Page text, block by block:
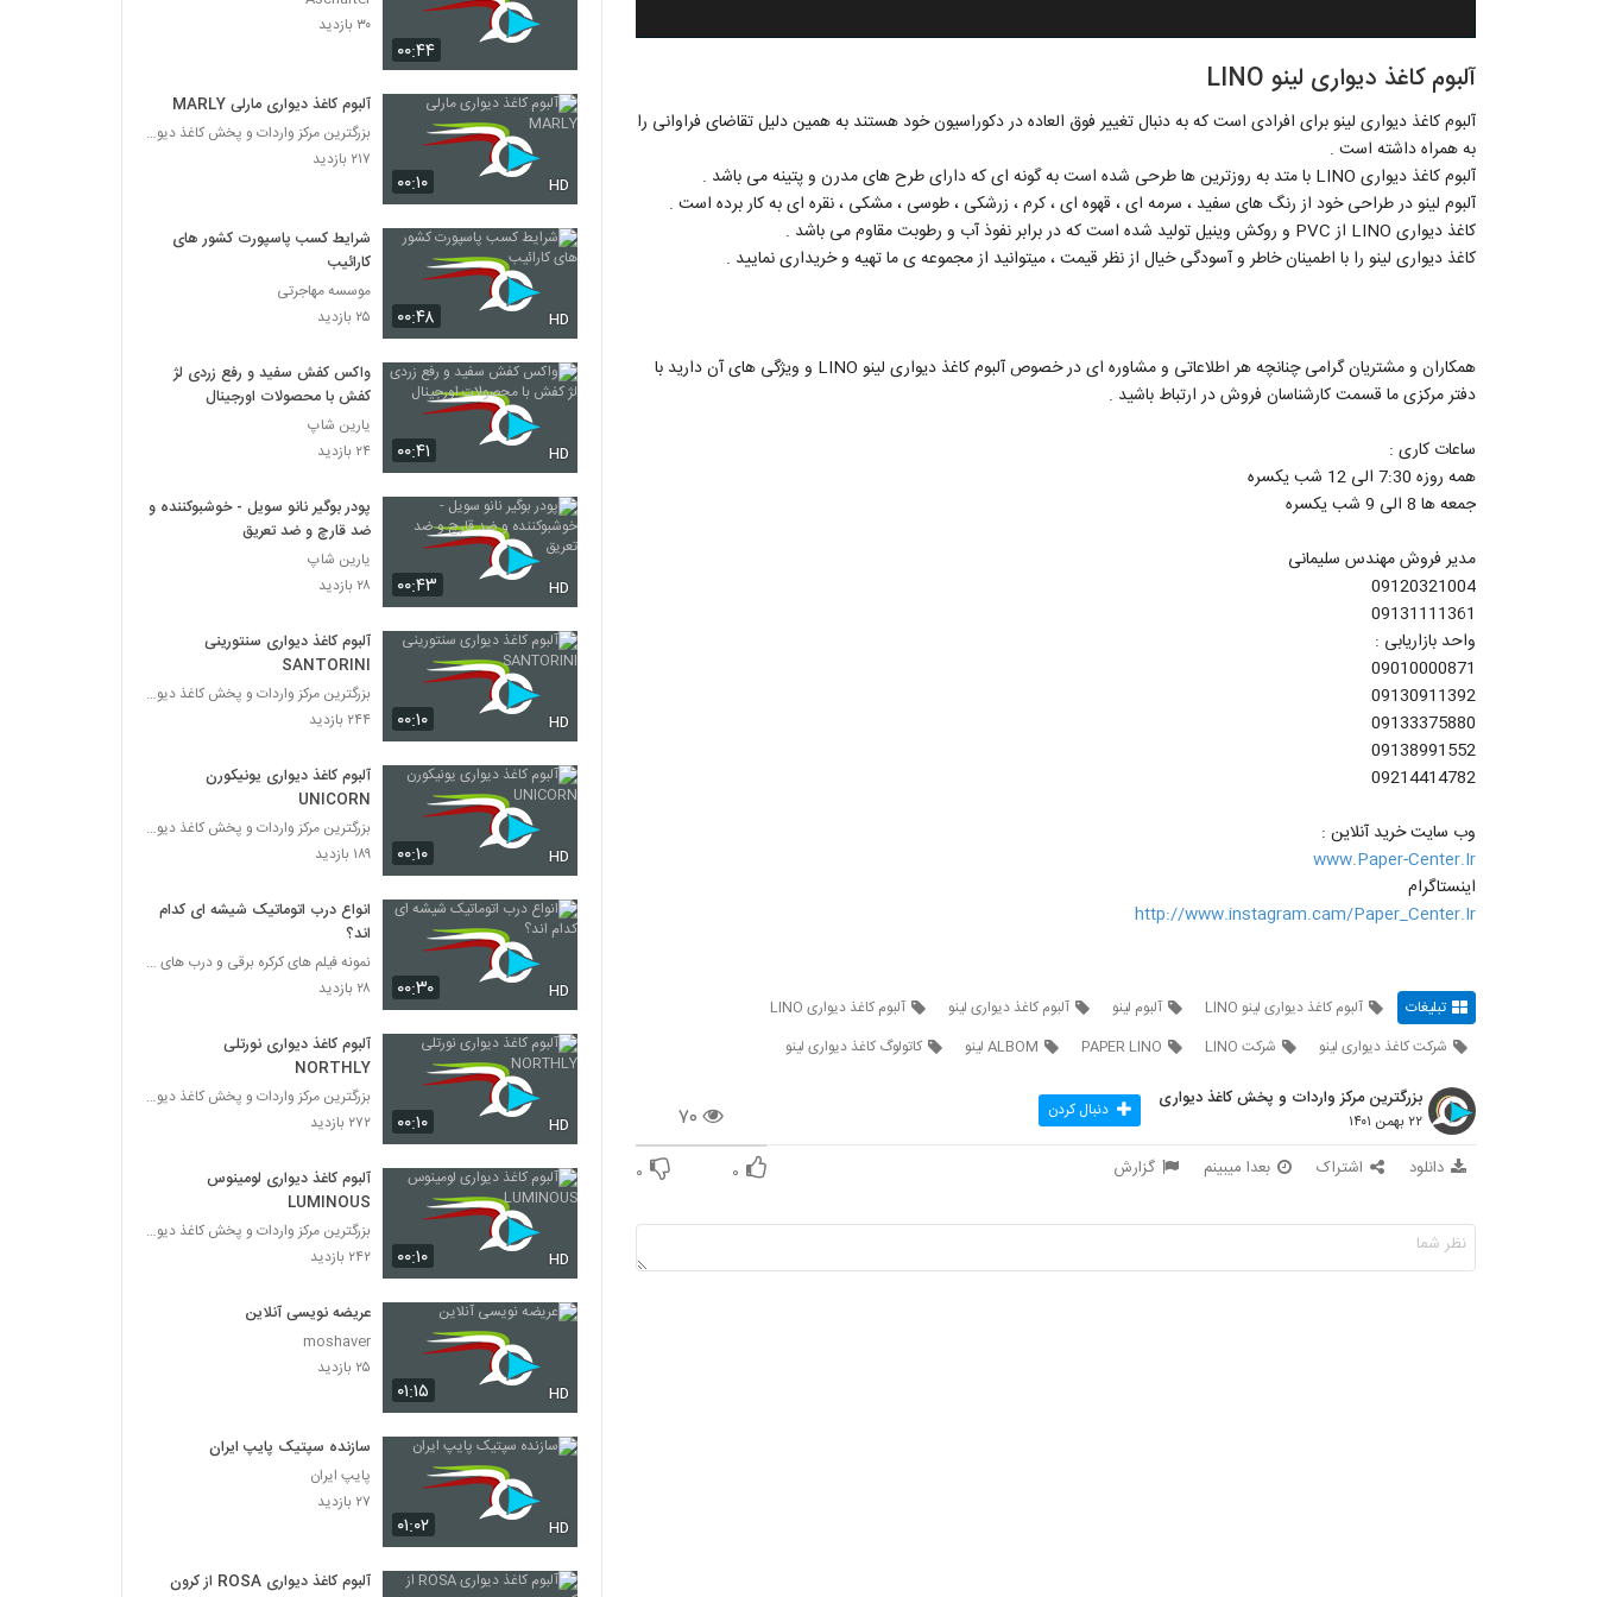
آلبوم کاغذ دیواری لینو LINO
آلبوم کاغذ دیواری لینو برای افرادی است که به دنبال تغییر فوق العاده در دکوراسیون خود هستند به همین دلیل تقاضای فراوانی را
به همراه داشته است .
آلبوم کاغذ دیواری LINO با متد به روزترین ها طرحی شده است به گونه ای که دارای طرح های مدرن و پتینه می باشد .
آلبوم لینو در طراحی خود از رنگ های سفید ، سرمه ای ، قهوه ای ، کرم ، زرشکی ، طوسی ، مشکی ، نقره ای به کار برده است .
کاغذ دیواری LINO از PVC و روکش وینیل تولید شده است که در برابر نفوذ آب و رطوبت مقاوم می باشد .
کاغذ دیواری لینو را با اطمینان خاطر و آسودگی خیال از نظر قیمت ، میتوانید از مجموعه ی ما تهیه و خریداری نمایید .
همکاران و مشتریان گرامی چنانچه هر اطلاعاتی و مشاوره ای در خصوص آلبوم کاغذ دیواری لینو LINO و ویژگی‌ های آن دارید با
دفتر مرکزی ما قسمت کارشناسان فروش در ارتباط باشید .
ساعات کاری :
همه روزه 7:30 الی 12 شب یکسره
جمعه ها 8 الی 9 شب یکسره
مدیر فروش مهندس سلیمانی
09120321004
09131111361
واحد بازاریابی :
09010000871
09130911392
09133375880
09138991552
09214414782
وب سایت خرید آنلاین :
www.Paper-Center.Ir
اینستاگرام
http://www.instagram.cam/Paper_Center.Ir
تبلیغات آلبوم کاغذ دیواری لینو LINO آلبوم لینو آلبوم کاغذ دیواری لینو
آلبوم کاغذ دیواری LINO
شرکت کاغذ دیواری لینو
شرکت LINO PAPER LINO ALBOM لینو کاتولوگ کاغذ دیواری لینو
۷۰
بزرگترین مرکز واردات و پخش کاغذ دیواری
۲۲ بهمن ۱۴۰۱ دنبال کردن
دانلود اشتراک بعدا میبینم گزارش ۰ ۰
۰۰:۴۴
۳۰ بازدید
۰۰:۱۰ HD
آلبوم کاغذ دیواری مارلی MARLY
بزرگترین مرکز واردات و پخش کاغذ دیواری
۲۱۷ بازدید
۰۰:۴۸ HD
شرایط کسب پاسپورت کشور های
کارائیب
موسسه مهاجرتی
۲۵ بازدید
۰۰:۴۱ HD
واکس کفش سفید و رفع زردی لژ
کفش با محصولات اورجینال
یارین شاپ
۲۴ بازدید
۰۰:۴۳ HD
پودر بوگیر نانو سویل - خوشبوکننده و
ضد قارچ و ضد تعریق
یارین شاپ
۲۸ بازدید
۰۰:۱۰ HD
آلبوم کاغذ دیواری سنتورینی
SANTORINI
بزرگترین مرکز واردات و پخش کاغذ دیواری
۲۴۴ بازدید
۰۰:۱۰ HD
آلبوم کاغذ دیواری یونیکورن
UNICORN
بزرگترین مرکز واردات و پخش کاغذ دیواری
۱۸۹ بازدید
۰۰:۳۰ HD
انواع درب اتوماتیک شیشه ای کدام
اند؟
نمونه فیلم های کرکره برقی و درب های اتوماتیک
۲۸ بازدید
۰۰:۱۰ HD
آلبوم کاغذ دیواری نورتلی
NORTHLY
بزرگترین مرکز واردات و پخش کاغذ دیواری
۲۷۲ بازدید
۰۰:۱۰ HD
آلبوم کاغذ دیواری لومینوس
LUMINOUS
بزرگترین مرکز واردات و پخش کاغذ دیواری
۲۴۲ بازدید
۰۱:۱۵ HD
عریضه نویسی آنلاین
moshaver
۲۵ بازدید
۰۱:۰۲ HD
سازنده سپتیک پایپ ایران
پایپ ایران
۲۷ بازدید
آلبوم کاغذ دیواری ROSA از کرون